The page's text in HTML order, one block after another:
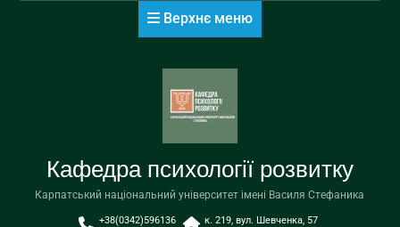
Верхнє меню
Кафедра психології розвитку
Карпатський національний університет імені Василя Стефаника
+38(0342)596136
к. 219, вул. Шевченка, 57